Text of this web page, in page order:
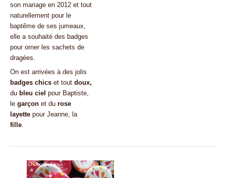
son mariage en 2012 et tout
naturellement pour le
baptême de ses jumeaux,
elle a souhaité des badges
pour orner les sachets de
dragées.
On est arrivées à des jolis
badges chicset tout doux,
du bleu ciel pour Baptiste,
le garçonet du rose
layettepour Jeanne, la
fille.